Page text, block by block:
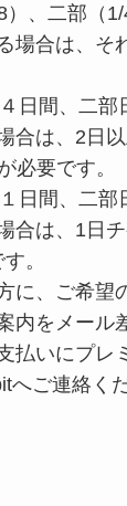
）、二部（
場合は、そ
日間、二
合は、2日
必要です。
日間、二
合は、1日
。
に、ご希望
内をメール
払いにプレ
へご連絡く